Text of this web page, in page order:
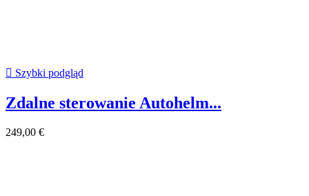
 Szybki podgląd
Zdalne sterowanie Autohelm...
249,00 €